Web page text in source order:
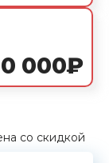
000₽
со скидкой